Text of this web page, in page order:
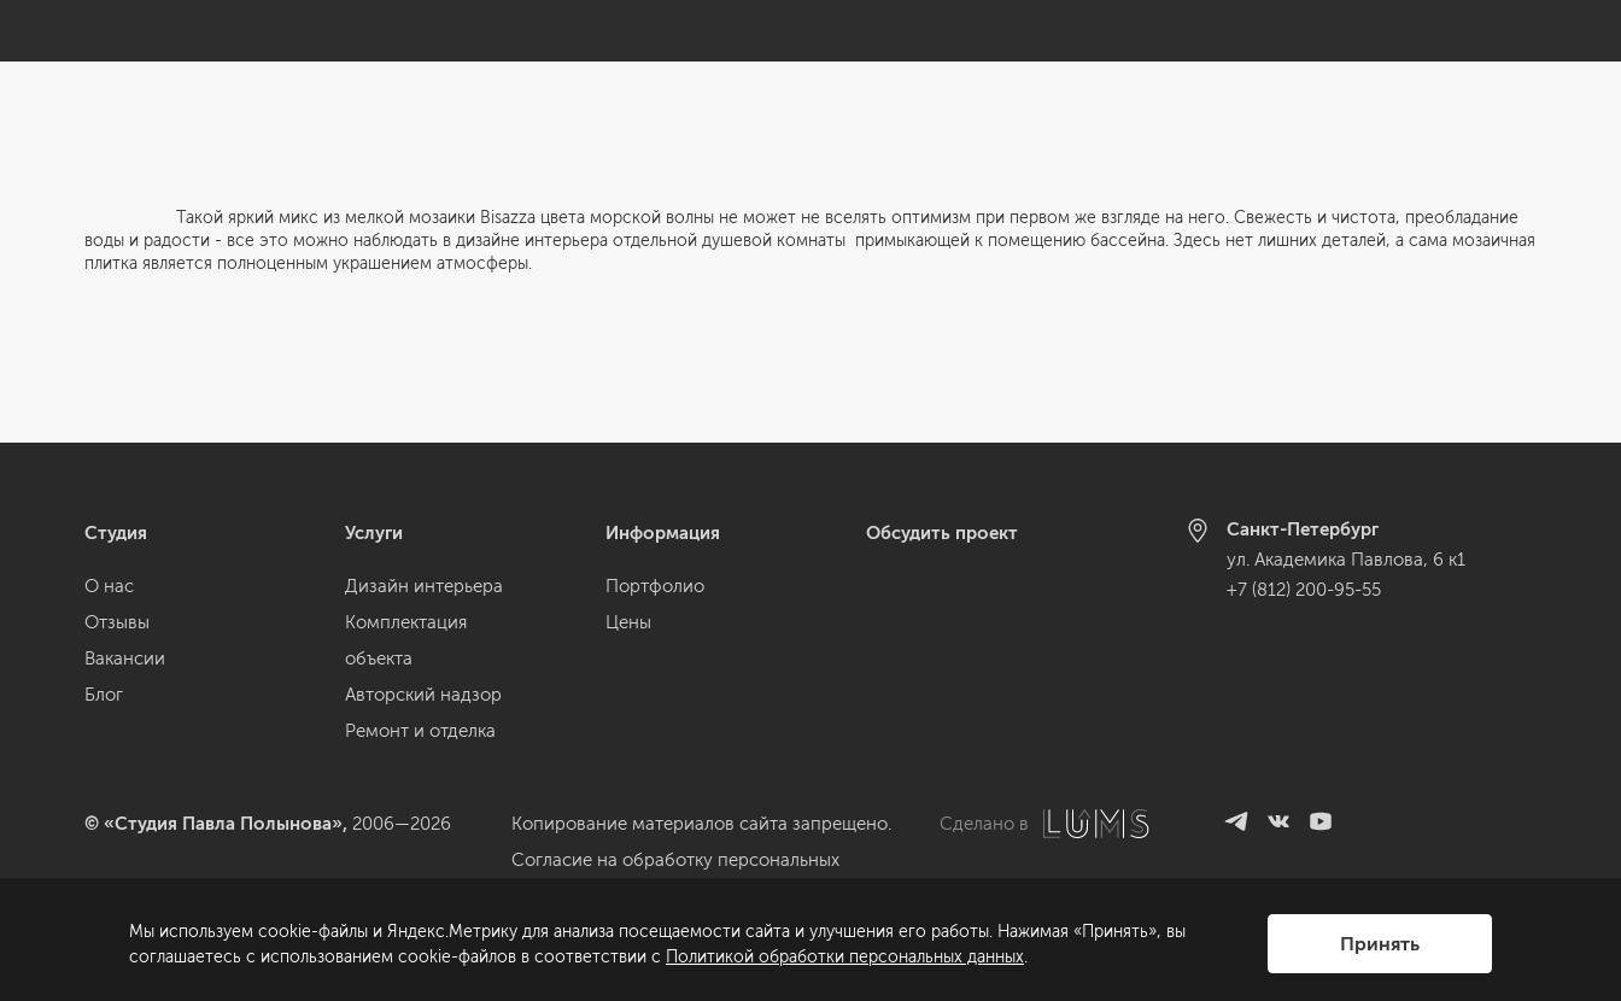
Такой яркий микс из мелкой мозаики Bisazza цвета морской волны не может не вселять оптимизм при первом же взгляде на него. Свежесть и чистота, преобладание
воды и радости - все это можно наблюдать в дизайне интерьера отдельной душевой комнаты примыкающей к помещению бассейна. Здесь нет лишних деталей, а сама мозаичная
плитка является полноценным украшением атмосферы.
Студия
О нас
Отзывы
Вакансии
Блог
Услуги
Дизайн интерьера
Комплектация
объекта
Авторский надзор
Ремонт и отделка
Информация
Портфолио
Цены
Обсудить проект
Санкт-Петербург
ул. Академика Павлова, 6 к1
+7 (812) 200-95-55
© «Студия Павла Полынова», 2006—2026
Копирование материалов сайта запрещено.
Согласие на обработку персональных
Политика обработки персональных данных
Сделано в
Мы используем cookie-файлы и Яндекс.Метрику для анализа посещаемости сайта и улучшения его работы. Нажимая «Принять», вы
соглашаетесь с использованием cookie-файлов в соответствии с Политикой обработки персональных данных.
Принять